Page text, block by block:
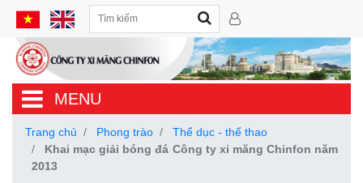
MENU
Trang chủ Phong trào
Thể dục - thể thao
Khai mạc giải bóng đá Công ty xi măng Chinfon năm
2013